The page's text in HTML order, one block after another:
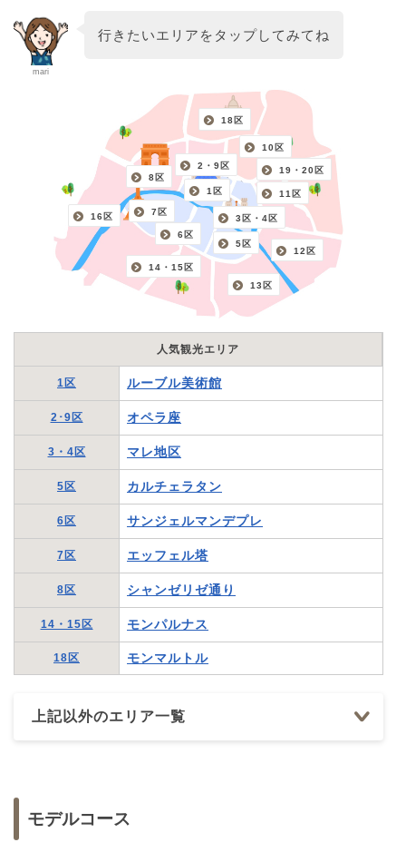
mari
行きたいエリアをタップしてみてね
1区
2・9区
3区・4区
5区
6区
7区
8区
10区
11区
12区
13区
14・15区
16区
18区
19・20区
人気観光エリア
1区 ルーブル美術館
2･9区 オペラ座
3・4区 マレ地区
5区 カルチェラタン
6区 サンジェルマンデプレ
7区 エッフェル塔
8区 シャンゼリゼ通り
14・15区 モンパルナス
18区 モンマルトル
上記以外のエリア一覧
モデルコース